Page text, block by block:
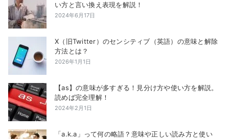
い方と言い換え表現を解説！
2024年6月17日
X（旧Twitter）のセンシティブ（英語）の意味と解除
方法とは？
2026年1月1日
【as】の意味が多すぎる！見分け方や使い方を解説。
読めば完全理解！
2024年2月1日
「a.k.a」って何の略語？意味や正しい読み方と使い